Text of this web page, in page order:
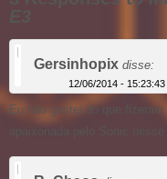
Gersinhopix disse:
12/06/2014 - 15:23:43
Eu não gostei do que
apaixonada pelo Sonic